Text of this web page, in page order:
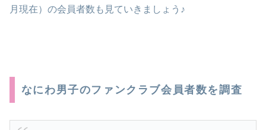
月現在）の会員者数も見ていきましょう♪
なにわ男子のファンクラブ会員者数を調査